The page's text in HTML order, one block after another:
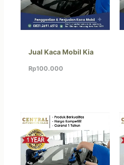
Jual Kaca Mobil Kia
Rp100.000